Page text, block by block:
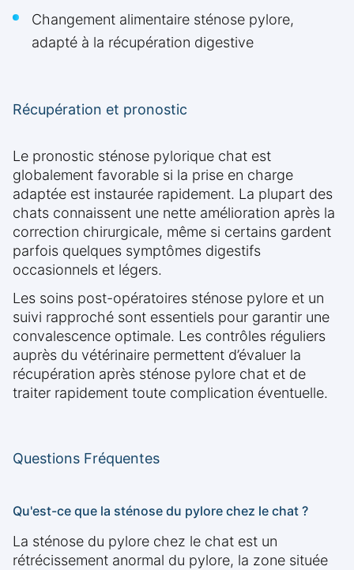
Changement alimentaire sténose pylore,
adapté à la récupération digestive
Récupération et pronostic
Le pronostic sténose pylorique chat est
globalement favorable si la prise en charge
adaptée est instaurée rapidement. La plupart des
chats connaissent une nette amélioration après la
correction chirurgicale, même si certains gardent
parfois quelques symptômes digestifs
occasionnels et légers.
Les soins post-opératoires sténose pylore et un
suivi rapproché sont essentiels pour garantir une
convalescence optimale. Les contrôles réguliers
auprès du vétérinaire permettent d’évaluer la
récupération après sténose pylore chat et de
traiter rapidement toute complication éventuelle.
Questions Fréquentes
Qu'est-ce que la sténose du pylore chez le chat ?
La sténose du pylore chez le chat est un
rétrécissement anormal du pylore, la zone située